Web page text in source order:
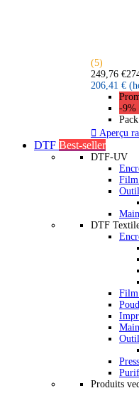
(5)
249,76 €
206,41 €
-9%
Pack
 Aperçu
DTF Best-seller
DTF-UV
DTF
Produits